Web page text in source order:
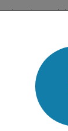
quote
soggetti
rivista diretta
nella pratica